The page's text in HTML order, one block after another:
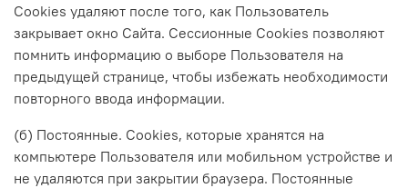
Cookies удаляют после того, как Пользователь
закрывает окно Сайта. Сессионные Cookies позволяют
помнить информацию о выборе Пользователя на
предыдущей странице, чтобы избежать необходимости
повторного ввода информации.
(б) Постоянные. Сookies, которые хранятся на
компьютере Пользователя или мобильном устройстве и
не удаляются при закрытии браузера. Постоянные